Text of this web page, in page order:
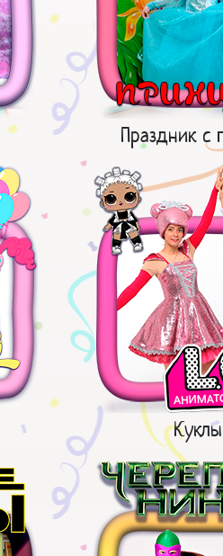
Праздник с